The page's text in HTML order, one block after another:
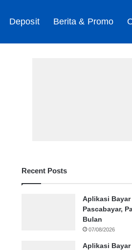
Deposit Berita & Promo
Recent Posts
Aplikasi
Pascabayar,
Bulan
07/08/2026
Aplikasi Bayar